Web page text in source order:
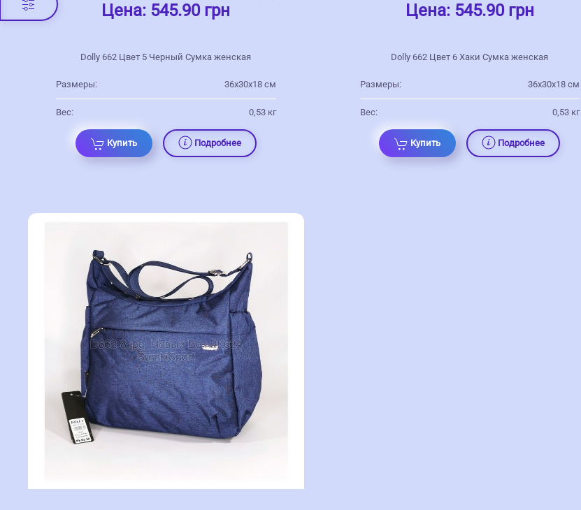
Цена: 545.90 грн
Dolly 662 Цвет 5 Черный Сумка женская
Размеры: 36х30х18 см
Вес: 0,53 кг
Купить Подробнее
Цена: 545.90 грн
Dolly 662 Цвет 6 Хаки Сумка женская
Размеры: 36х30х18 см
Вес: 0,53 кг
Купить Подробнее